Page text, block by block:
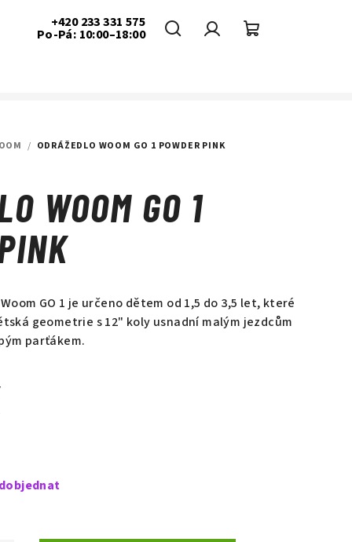
+420 233 331 575
Po-Pá: 10:00–18:00
/ ODRÁŽEDLO WOOM GO 1 POWDER PINK
WOOM GO 1
GO 1 je určeno dětem od 1,5 do 3,5 let, které
geometrie s 12" koly usnadní malým jezdcům
parťákem.